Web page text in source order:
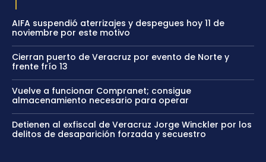
AIFA suspendió aterrizajes y despegues hoy 11 de
noviembre por este motivo
Cierran puerto de Veracruz por evento de Norte y
frente frío 13
Vuelve a funcionar Compranet; consigue
almacenamiento necesario para operar
Detienen al exfiscal de Veracruz Jorge Winckler por los
delitos de desaparición forzada y secuestro